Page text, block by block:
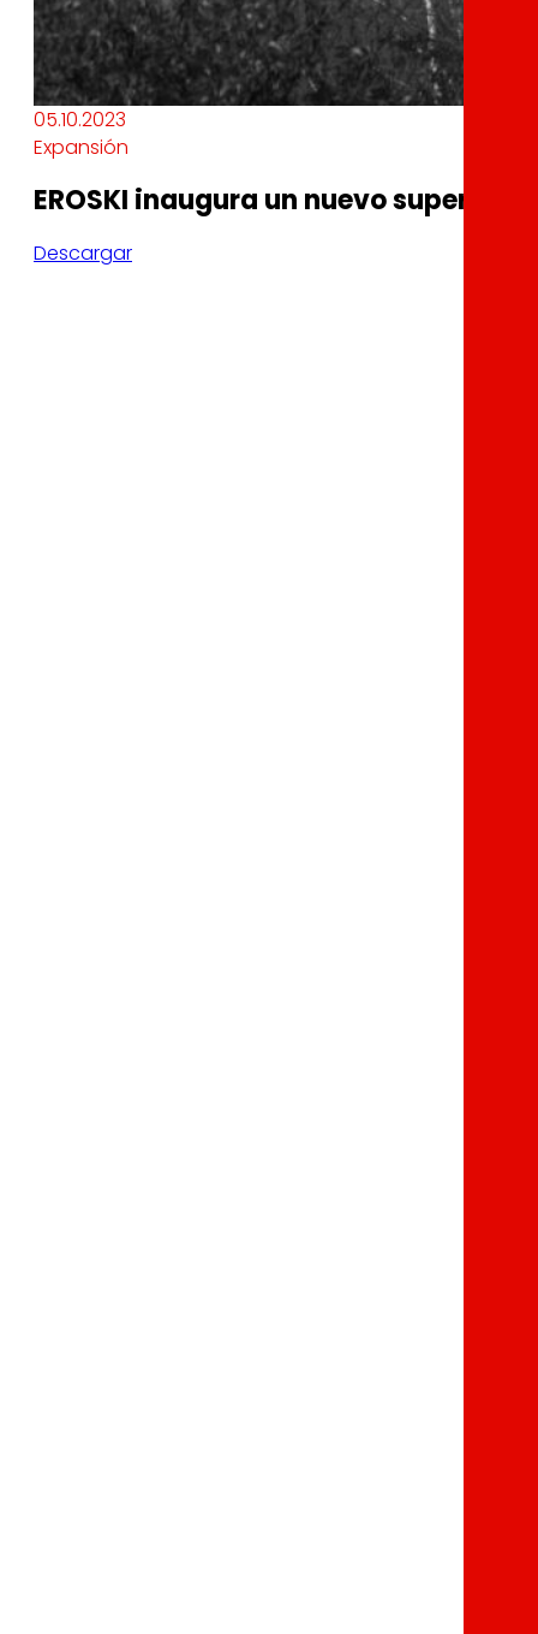
05.10.2023
Expansión
EROSKI inaugura un nuevo
Descargar